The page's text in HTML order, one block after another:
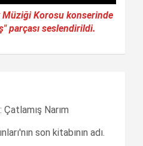
Müziği Korosu konserinde
parçası seslendirildi.
Narım
son kitabının adı.